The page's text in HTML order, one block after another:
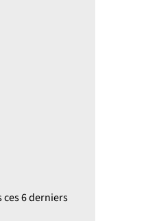
6 derniers